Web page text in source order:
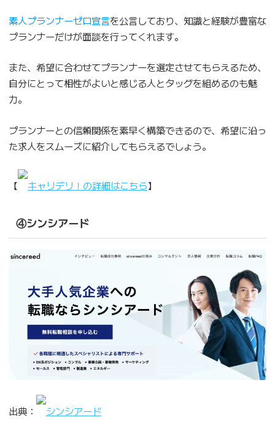
素人プランナーゼロ宣言を公言しており、知識と経験が豊富な
プランナーだけが面談を行ってくれます。
また、希望に合わせてプランナーを選定させてもらえるため、
自分にとって相性がよいと感じる人とタッグを組めるのも魅
力。
プランナーとの信頼関係を素早く構築できるので、希望に沿っ
た求人をスムーズに紹介してもらえるでしょう。
【 キャリデリ！の詳細はこちら】
④シンシアード
出典： シンシアード